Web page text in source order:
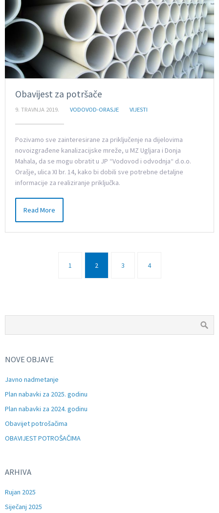
Obavijest za potršače
9. TRAVNJA 2019. VODOVOD-ORASJE VIJESTI
Pozivamo sve zainteresirane za priključenje na dijelovima
novoizgrađene kanalizacijske mreže, u MZ Ugljara i Donja
Mahala, da se mogu obratit u JP “Vodovod i odvodnja“ d.o.o.
Orašje, ulica XI br. 14, kako bi dobili sve potrebne detaljne
informacije za realiziranje priključka.
Read More
1 2 3 4
NOVE OBJAVE
Javno nadmetanje
Plan nabavki za 2025. godinu
Plan nabavki za 2024. godinu
Obavijet potrošačima
OBAVIJEST POTROŠAČIMA
ARHIVA
Rujan 2025
Siječanj 2025